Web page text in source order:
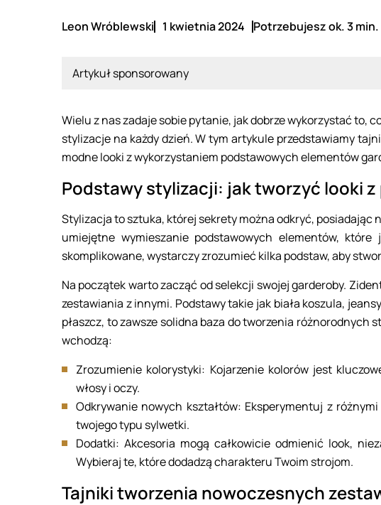
Leon Wróblewski 1 kwietnia 2024 Potrzebujesz ok. 3
Artykuł sponsorowany
Wielu z nas zadaje sobie pytanie, jak dobrze wykorzystać to,
stylizacje na każdy dzień. W tym artykule przedstawiamy
modne looki z wykorzystaniem podstawowych elementów
Podstawy stylizacji: jak tworzyć looki
Stylizacja to sztuka, której sekrety można odkryć, posiadając
umiejętne wymieszanie podstawowych elementów,
skomplikowane, wystarczy zrozumieć kilka podstaw, aby
Na początek warto zacząć od selekcji swojej garderoby.
zestawiania z innymi. Podstawy takie jak biała koszula,
płaszcz, to zawsze solidna baza do tworzenia różnorodnych
wchodzą:
Zrozumienie kolorystyki: Kojarzenie kolorów jest
włosy i oczy.
Odkrywanie nowych kształtów: Eksperymentuj z
twojego typu sylwetki.
Dodatki: Akcesoria mogą całkowicie odmienić look,
Wybieraj te, które dodadzą charakteru Twoim strojom.
Tajniki tworzenia nowoczesnych